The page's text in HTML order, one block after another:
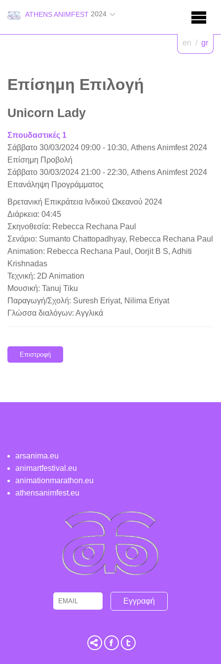
ATHENS ANIMFEST 2024
en / gr
Επίσημη Επιλογή
Unicorn Lady
Σπουδαστικές 1
Σάββατο 30/03/2024 09:00 - 10:30, Athens Animfest 2024
Επίσημη Προβολή
Σάββατο 30/03/2024 21:00 - 22:30, Athens Animfest 2024
Επανάληψη Προγράμματος
Βρετανική Επικράτεια Ινδικού Ωκεανού 2024
Διάρκεια: 04:45
Σκηνοθεσία: Rebecca Rechana Paul
Σενάριο: Sumanto Chattopadhyay, Rebecca Rechana Paul
Animation: Rebecca Rechana Paul, Oorjit B S, Adhiti
Krishnadas
Τεχνική: 2D Animation
Μουσική: Tanuj Tiku
Παραγωγή/Σχολή: Suresh Eriyat, Nilima Eriyat
Γλώσσα διαλόγων: Αγγλικά
Επιστροφή
arsanima.eu
animartfestival.eu
animationmarathon.eu
athensanimfest.eu
Email Name